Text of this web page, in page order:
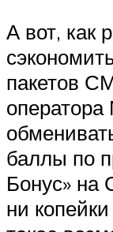
А вот, как
пакетов
баллы по
Бонус» на
ни